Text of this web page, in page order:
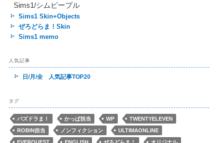
Sims1/シムピープル
Sims1 Skin+Objects
ぜろどらま！Skin
Sims1 memo
人気記事
日/月/全 人気記事TOP20
タグ
パズドラま！ かっぱ担当 WP
TWENTYELEVEN
ROBIN担当
ノンフィクション
ULTIMAONLINE
EVERQUEST
ENGLISH ぜろどらま！ オリジナル